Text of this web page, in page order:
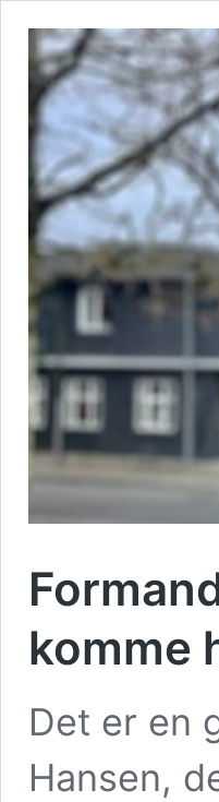
komme
Det er en
Hansen,